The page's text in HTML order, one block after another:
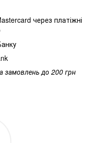
через платіжні
замовлень до 200 грн